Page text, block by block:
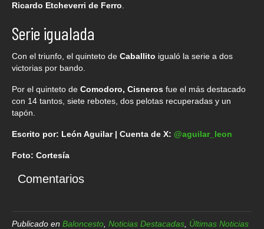
Ricardo Etcheverri de Ferro
Serie igualada
Con el triunfo, el quinteto de Caballito igualó la serie a dos
victorias por bando.
Por el quinteto de Comodoro, Cisneros fue el más destacado
con 14 tantos, siete rebotes, dos pelotas recuperadas y un
tapón.
Escrito por: León Aguilar | Cuenta de X: @aguilar_leon
Foto: Cortesía
Comentarios
Publicado en Baloncesto Noticias Destacadas Últimas Noticias